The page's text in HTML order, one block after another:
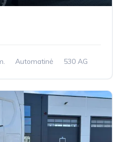
Automatinė
530 AG